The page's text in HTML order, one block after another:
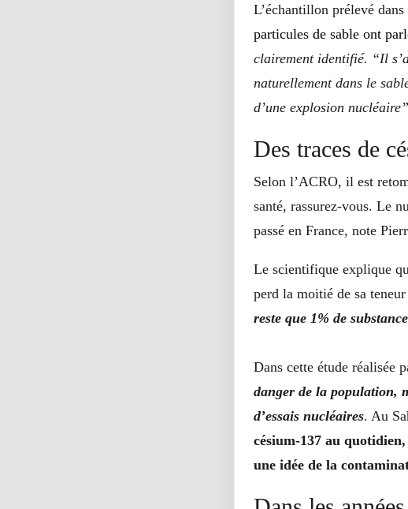
L’échantillon prélevé
particules de sable ont
clairement identifié. “Il
naturellement dans le
d’une explosion nucléaire”
Des traces de
Selon l’ACRO, il est
santé, rassurez-vous. Le
passé en France, note
Le scientifique explique
perd la moitié de sa
reste que 1% de
Dans cette étude réalisée
danger de la population,
d’essais nucléaires. Au
césium-137 au
une idée de la